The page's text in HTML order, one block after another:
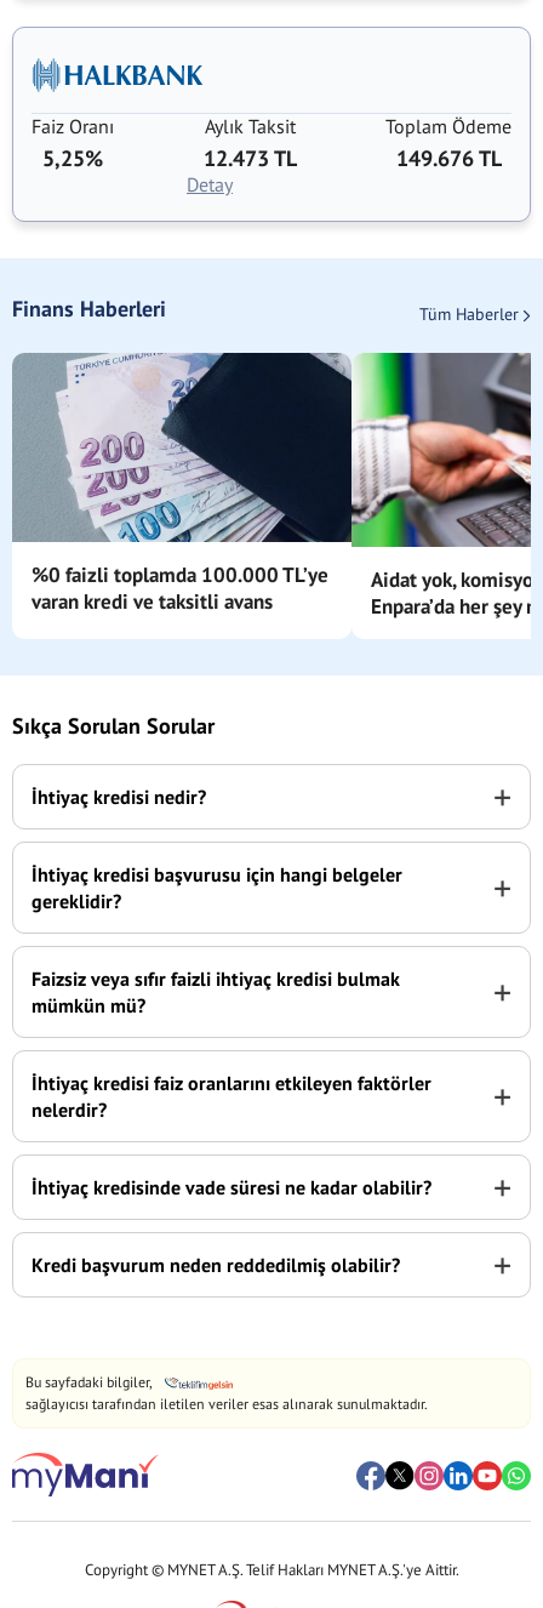
Faiz Oranı
5,25%
Aylık Taksit
12.473 TL
Toplam Ödeme
149.676 TL
Detay
Finans Haberleri Tüm Haberler
%0 faizli toplamda 100.000 TL’ye
varan kredi ve taksitli avans
Aidat yok,
Enpara’da her şey
Sıkça Sorulan Sorular
İhtiyaç kredisi nedir? +
İhtiyaç kredisi başvurusu için hangi belgeler
gereklidir?
+
Faizsiz veya sıfır faizli ihtiyaç kredisi bulmak
mümkün mü?
+
İhtiyaç kredisi faiz oranlarını etkileyen faktörler
nelerdir?
+
İhtiyaç kredisinde vade süresi ne kadar olabilir? +
Kredi başvurum neden reddedilmiş olabilir? +
Bu sayfadaki bilgiler,
sağlayıcısı tarafından iletilen veriler esas alınarak sunulmaktadır.
Copyright © MYNET A.Ş. Telif Hakları MYNET A.Ş.'ye Aittir.